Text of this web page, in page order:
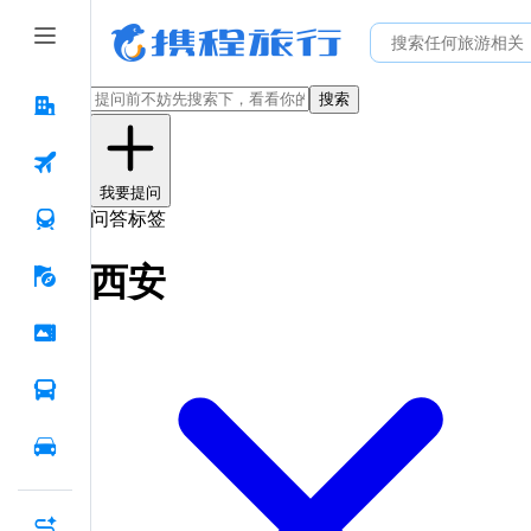
搜索
我要提问
问答标签
西安